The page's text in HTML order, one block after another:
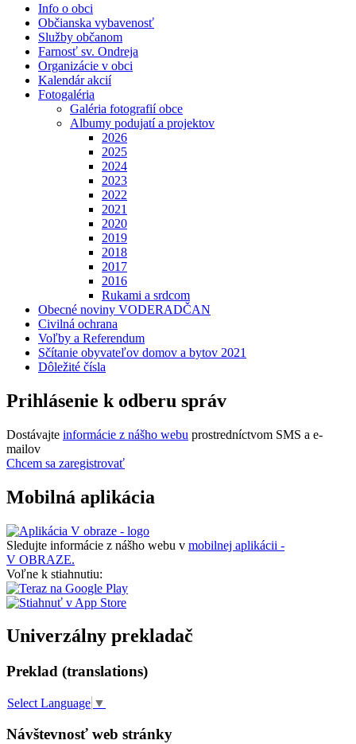
Info o obci
Občianska vybavenosť
Služby občanom
Farnosť sv. Ondreja
Organizácie v obci
Kalendár akcií
Fotogaléria
Galéria fotografií obce
Albumy podujatí a projektov
2026
2025
2024
2023
2022
2021
2020
2019
2018
2017
2016
Rukami a srdcom
Obecné noviny VODERADČAN
Civilná ochrana
Voľby a Referendum
Sčítanie obyvateľov domov a bytov 2021
Dôležité čísla
Prihlásenie k odberu správ
Dostávajte informácie z nášho webu prostredníctvom SMS a e-
mailov
Chcem sa zaregistrovať
Mobilná aplikácia
Sledujte informácie z nášho webu v mobilnej aplikácii -
V OBRAZE.
Voľne k stiahnutiu:
Univerzálny prekladač
Preklad (translations)
Select Language ▼
Návštevnosť web stránky